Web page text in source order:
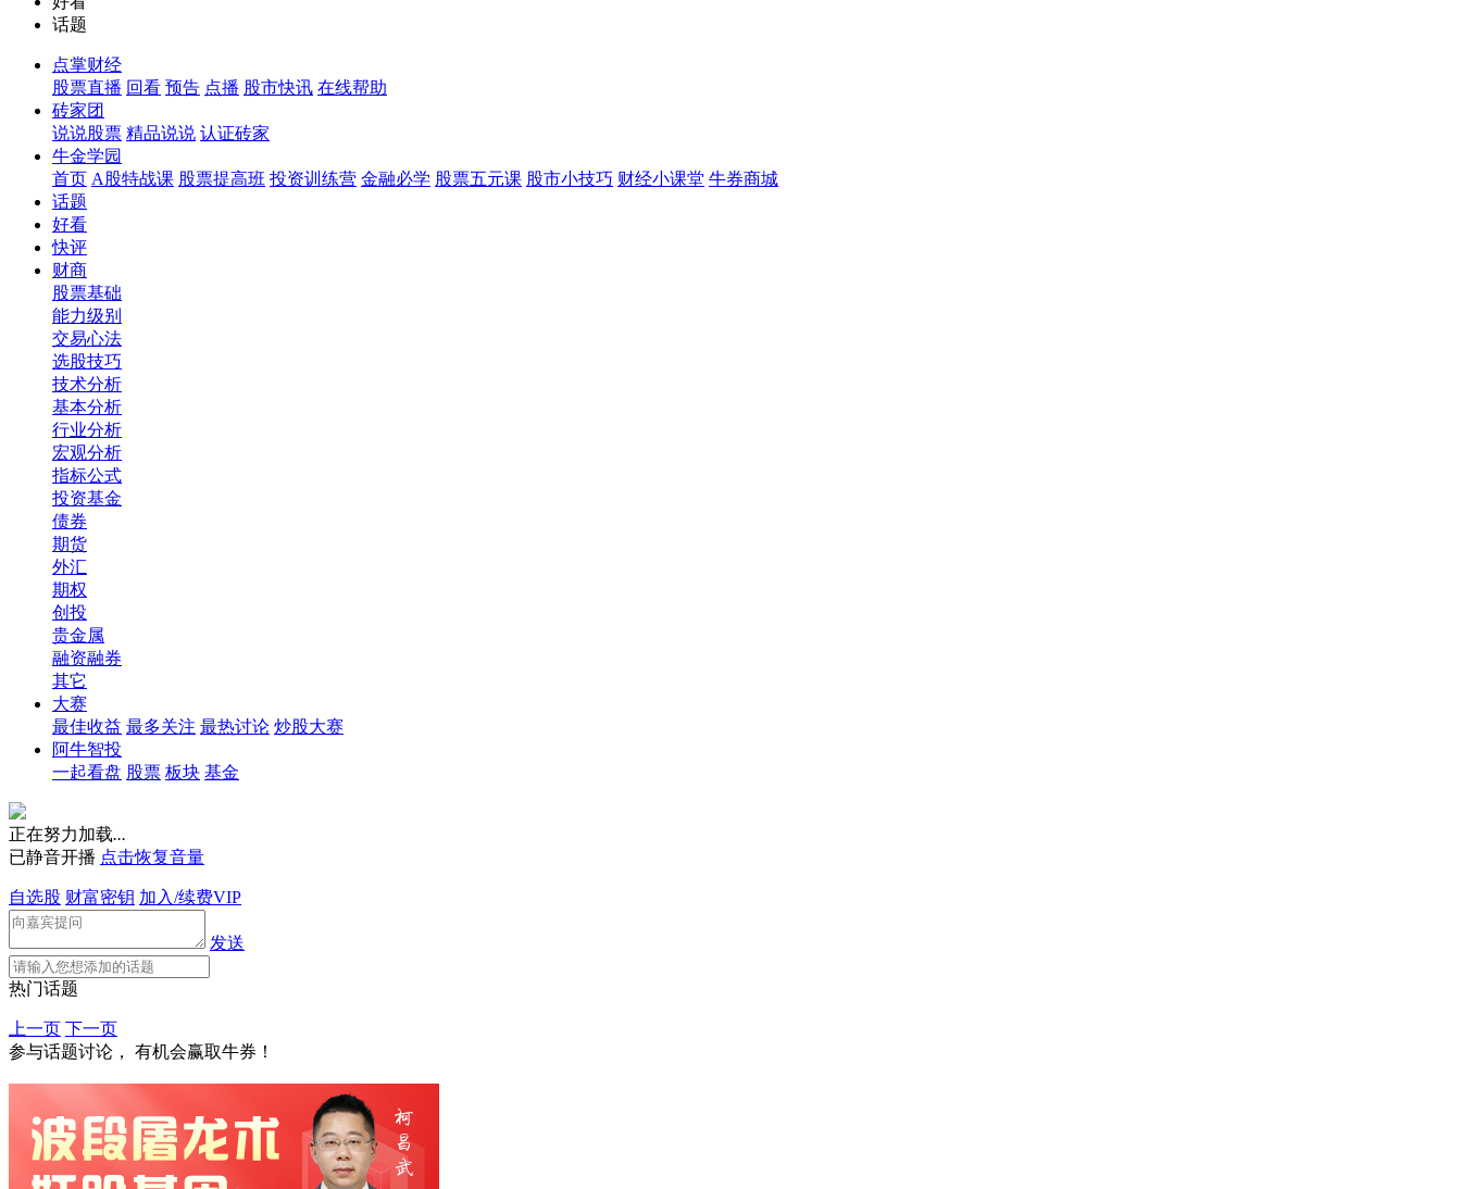
话题
点掌财经
股票直播 回看 预告 点播 股市快讯 在线帮助
砖家团
说说股票 精品说说 认证砖家
牛金学园
首页 A股特战课 股票提高班 投资训练营 金融必学 股票五元课 股市小技巧 财经小课堂 牛券商城
话题
好看
快评
财商
股票基础
能力级别
交易心法
选股技巧
技术分析
基本分析
行业分析
宏观分析
指标公式
投资基金
债券
期货
外汇
期权
创投
贵金属
融资融券
其它
大赛
最佳收益 最多关注 最热讨论 炒股大赛
阿牛智投
一起看盘 股票 板块 基金
正在努力加载...
已静音开播 点击恢复音量
自选股 财富密钥 加入/续费VIP
发送
热门话题
上一页 下一页
参与话题讨论， 有机会赢取牛券！